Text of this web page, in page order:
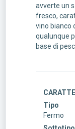
avverte un
fresco,
vino bianco
qualunque
base di
Tipo
Fermo